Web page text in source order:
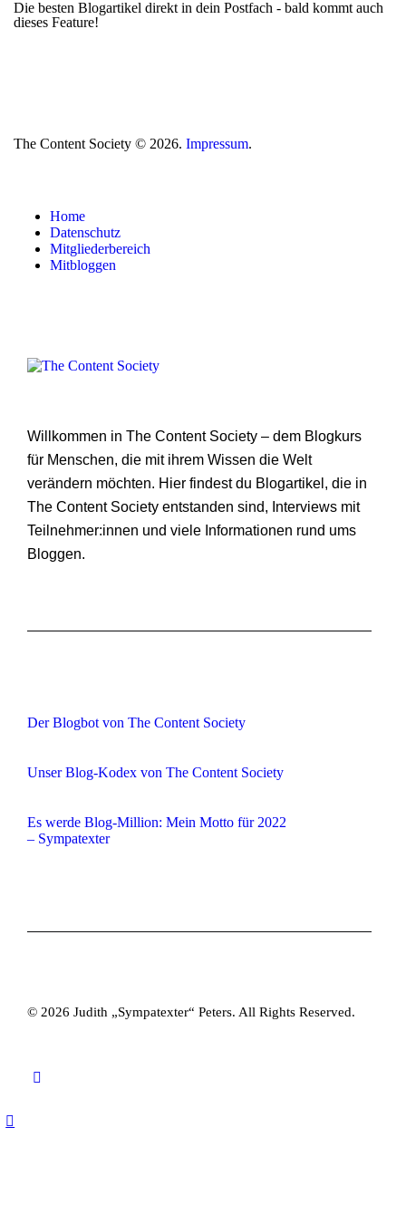
Die besten Blogartikel direkt in dein Postfach - bald kommt auch
dieses Feature!
The Content Society © 2026. Impressum.
Home
Datenschutz
Mitgliederbereich
Mitbloggen
Willkommen in The Content Society – dem Blogkurs
für Menschen, die mit ihrem Wissen die Welt
verändern möchten. Hier findest du Blogartikel, die in
The Content Society entstanden sind, Interviews mit
Teilnehmer:innen und viele Informationen rund ums
Bloggen.
Der Blogbot von The Content Society
Unser Blog-Kodex von The Content Society
Es werde Blog-Million: Mein Motto für 2022
– Sympatexter
© 2026 Judith „Sympatexter“ Peters. All Rights Reserved.